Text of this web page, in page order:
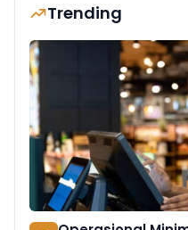
Trending